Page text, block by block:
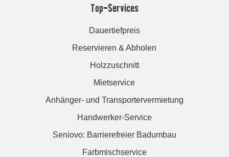
Top-Services
Dauertiefpreis
Reservieren & Abholen
Holzzuschnitt
Mietservice
Anhänger- und Transportervermietung
Handwerker-Service
Seniovo: Barrierefreier Badumbau
Farbmischservice